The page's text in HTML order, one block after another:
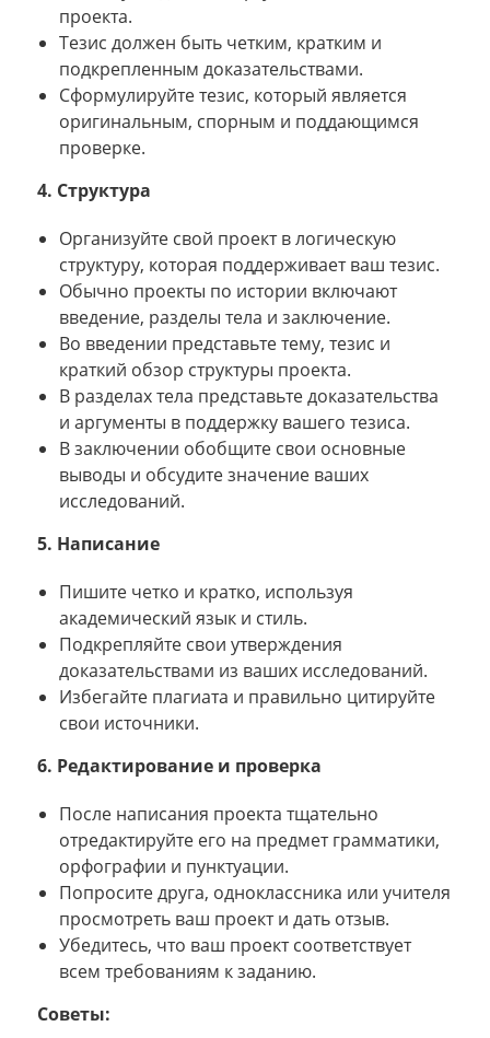
проекта.
Тезис должен быть четким, кратким и
подкрепленным доказательствами.
Сформулируйте тезис, который является
оригинальным, спорным и поддающимся
проверке.
4. Структура
Организуйте свой проект в логическую
структуру, которая поддерживает ваш тезис.
Обычно проекты по истории включают
введение, разделы тела и заключение.
Во введении представьте тему, тезис и
краткий обзор структуры проекта.
В разделах тела представьте доказательства
и аргументы в поддержку вашего тезиса.
В заключении обобщите свои основные
выводы и обсудите значение ваших
исследований.
5. Написание
Пишите четко и кратко, используя
академический язык и стиль.
Подкрепляйте свои утверждения
доказательствами из ваших исследований.
Избегайте плагиата и правильно цитируйте
свои источники.
6. Редактирование и проверка
После написания проекта тщательно
отредактируйте его на предмет грамматики,
орфографии и пунктуации.
Попросите друга, одноклассника или учителя
просмотреть ваш проект и дать отзыв.
Убедитесь, что ваш проект соответствует
всем требованиям к заданию.
Советы: